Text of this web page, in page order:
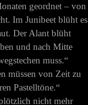
geordnet – von
Im Junibeet blüht es
Der Alant blüht
und nach Mitte
muss.“
müssen von Zeit zu
Pastelltöne.“
nicht mehr